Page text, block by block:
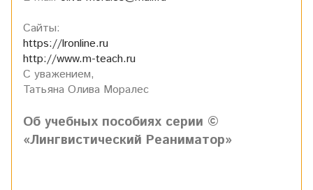
Сайты:
https://lronline.ru
http://www.m-teach.ru
С уважением,
Татьяна Олива Моралес
Об учебных пособиях серии ©
«Лингвистический Реаниматор»